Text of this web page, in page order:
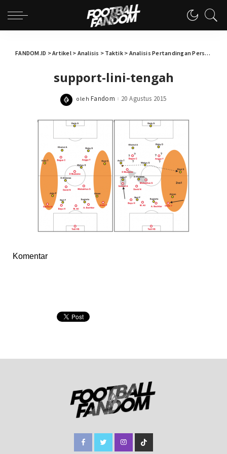
FANDOM.ID >Artikel> Analisis > Taktik> Analisis Pertandingan Persekap Pasuruan 3-2 Persebo Jaya Bondowoso
support-lini-tengah
Posted
oleh Fandom 20 Agustus 2015
Komentar